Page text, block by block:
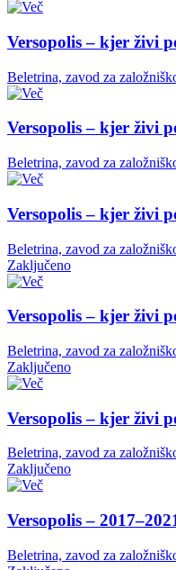
Versopolis – kjer živi
Beletrina, zavod za
Versopolis – kjer živi
Beletrina, zavod za
Versopolis – kjer živi
Beletrina, zavod za
Zaključeno
Versopolis – kjer živi
Beletrina, zavod za
Zaključeno
Versopolis – kjer živi
Beletrina, zavod za
Zaključeno
Versopolis –
Beletrina, zavod za